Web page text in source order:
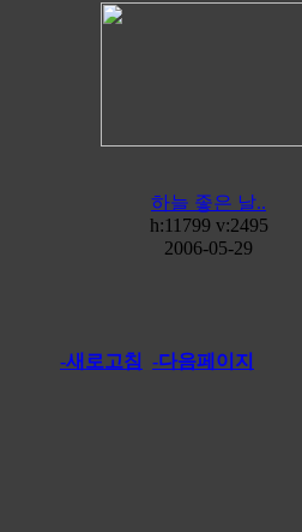
하늘 좋은 날..
h:11799 v:2495
2006-05-29
-새로고침 -다음페이지